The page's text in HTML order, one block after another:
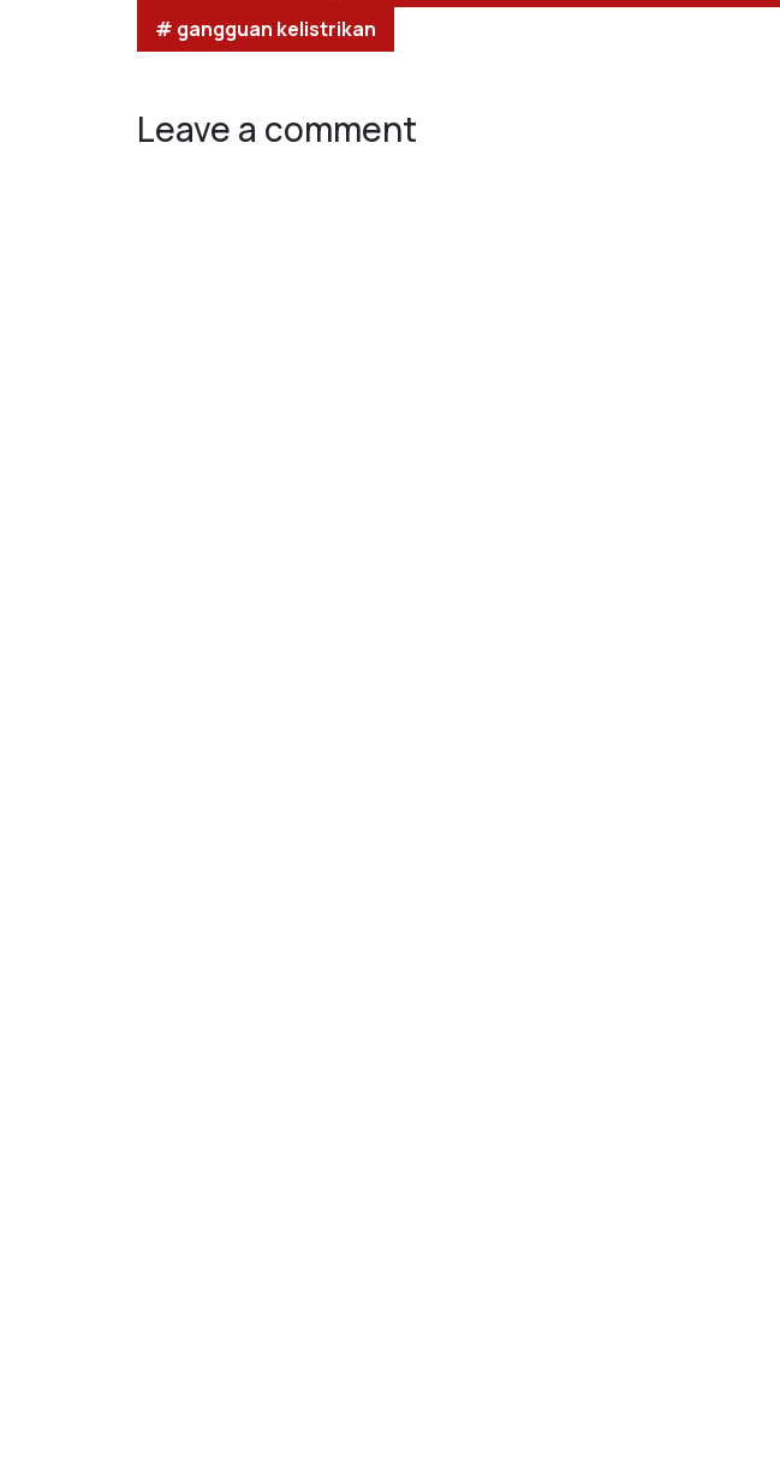
# gangguan kelistrikan
Leave a comment